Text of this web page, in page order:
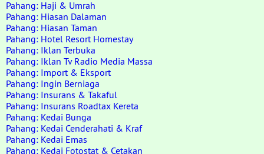
Pahang: Haji & Umrah
Pahang: Hiasan Dalaman
Pahang: Hiasan Taman
Pahang: Hotel Resort Homestay
Pahang: Iklan Terbuka
Pahang: Iklan Tv Radio Media Massa
Pahang: Import & Eksport
Pahang: Ingin Berniaga
Pahang: Insurans & Takaful
Pahang: Insurans Roadtax Kereta
Pahang: Kedai Bunga
Pahang: Kedai Cenderahati & Kraf
Pahang: Kedai Emas
Pahang: Kedai Fotostat & Cetakan